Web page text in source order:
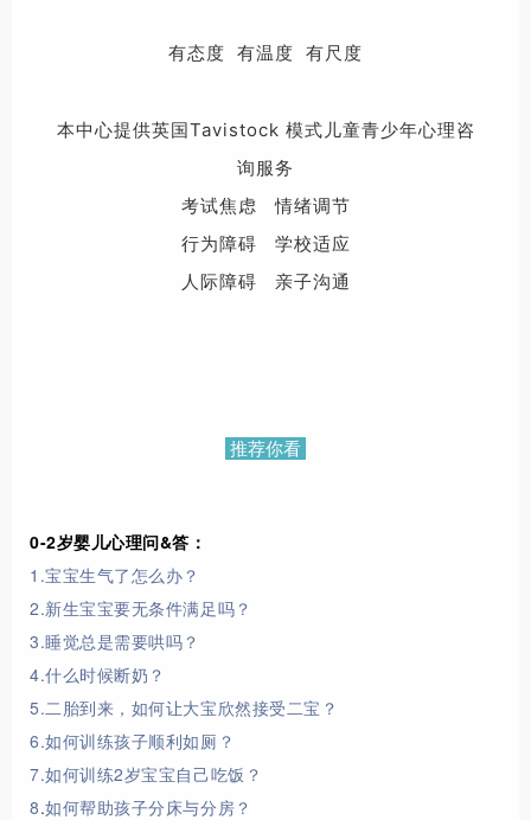
有态度 有温度 有尺度
本中心提供英国Tavistock 模式儿童青少年心理咨
询服务
考试焦虑 情绪调节
行为障碍 学校适应
人际障碍 亲子沟通
推荐你看
0-2岁婴儿心理问&答：
1.宝宝生气了怎么办？
2.新生宝宝要无条件满足吗？
3.睡觉总是需要哄吗？
4.什么时候断奶？
5.二胎到来，如何让大宝欣然接受二宝？
6.如何训练孩子顺利如厕？
7.如何训练2岁宝宝自己吃饭？
8.如何帮助孩子分床与分房？